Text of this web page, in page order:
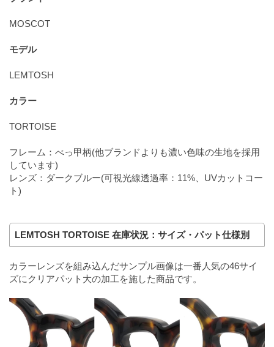
MOSCOT
モデル
LEMTOSH
カラー
TORTOISE
フレーム：べっ甲柄(他ブランドよりも濃い色味の生地を採用
しています)
レンズ：ダークブルー(可視光線透過率：11%、UVカットコー
ト)
LEMTOSH TORTOISE 在庫状況：サイズ・パット仕様別
カラーレンズを組み込んだサンプル画像は一番人気の46サイ
ズにクリアパット大の加工を施した商品です。